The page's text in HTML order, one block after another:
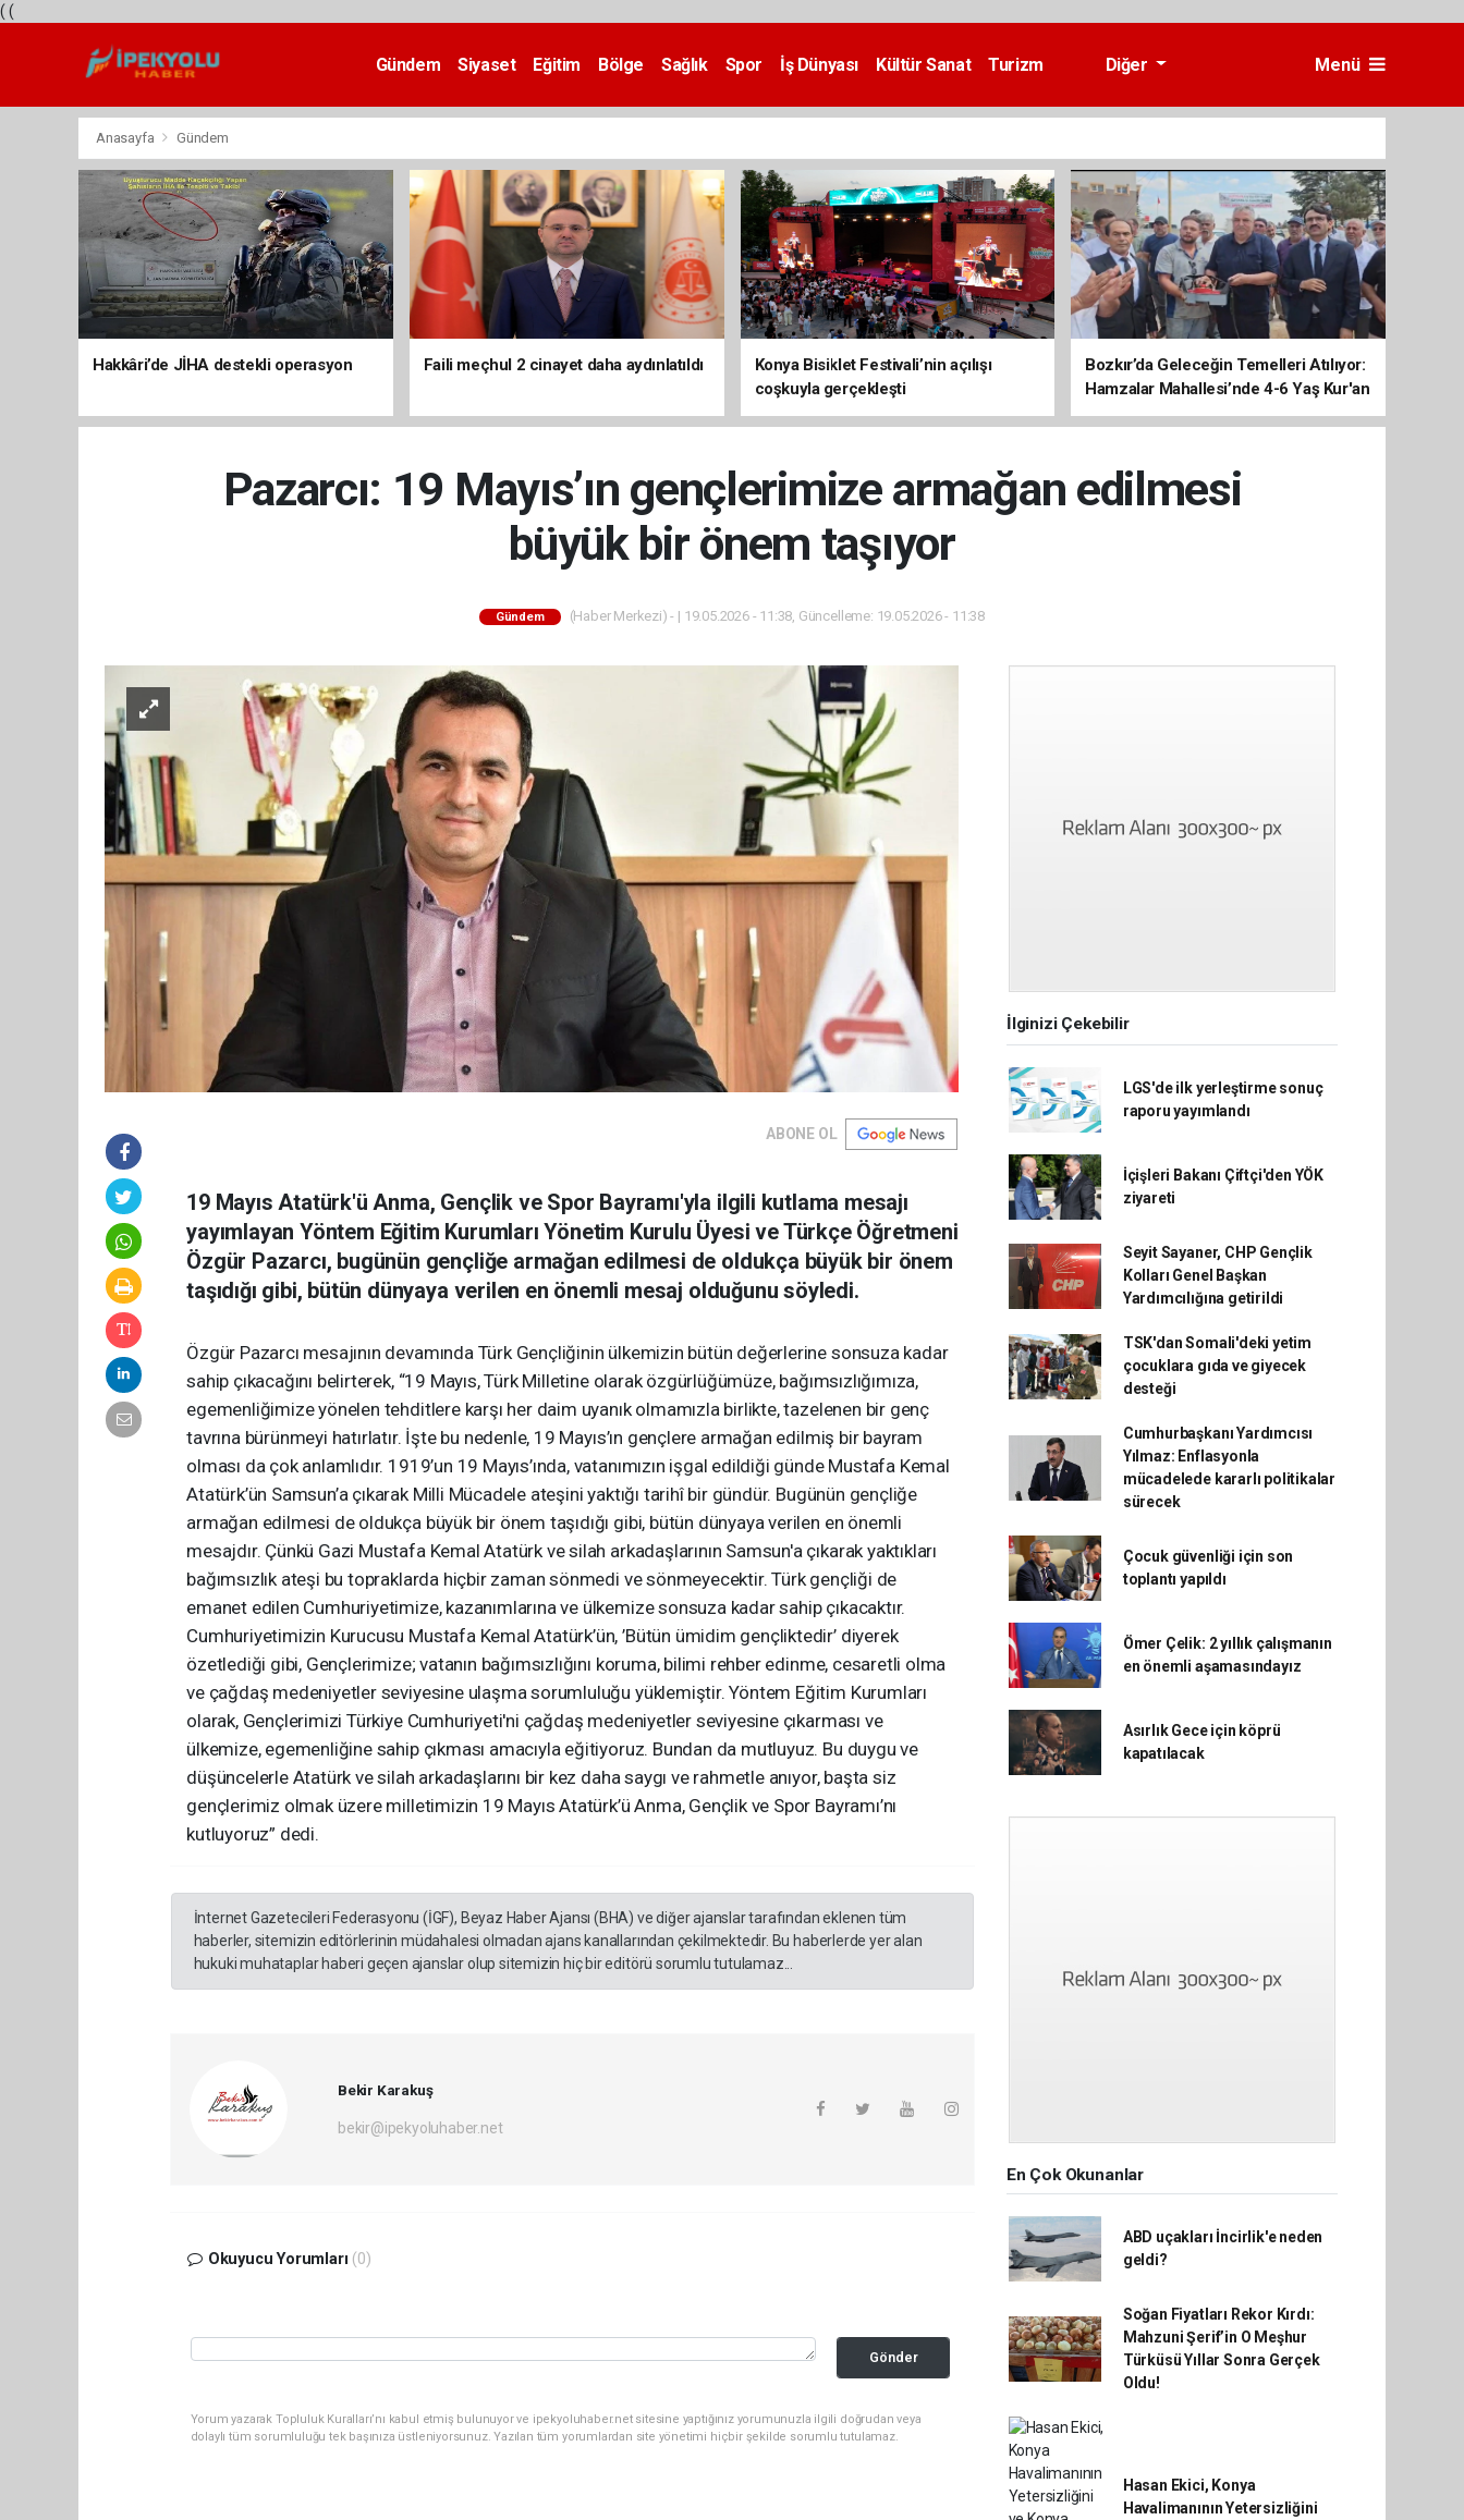
( (
Gündem Siyaset Eğitim Bölge Sağlık Spor İş Dünyası Kültür Sanat
Turizm
Diğer Menü
Anasayfa Gündem
Hakkâri’de JİHA destekli operasyon Faili meçhul 2 cinayet daha aydınlatıldı
Konya Bisiklet Festivali’nin açılışı
coşkuyla gerçekleşti
Bozkır’da Geleceğin Temelleri Atılıyor:
Hamzalar Mahallesi’nde 4-6 Yaş Kur'an
Kursu İnşaatı Başladı
Pazarcı: 19 Mayıs’ın gençlerimize armağan edilmesi
büyük bir önem taşıyor
Gündem (Haber Merkezi) - | 19.05.2026 - 11:38, Güncelleme: 19.05.2026 - 11:38
ABONE OL
19 Mayıs Atatürk'ü Anma, Gençlik ve Spor Bayramı'yla ilgili kutlama mesajı
yayımlayan Yöntem Eğitim Kurumları Yönetim Kurulu Üyesi ve Türkçe Öğretmeni
Özgür Pazarcı, bugünün gençliğe armağan edilmesi de oldukça büyük bir önem
taşıdığı gibi, bütün dünyaya verilen en önemli mesaj olduğunu söyledi.
Özgür Pazarcı mesajının devamında Türk Gençliğinin ülkemizin bütün değerlerine sonsuza kadar
sahip çıkacağını belirterek, “19 Mayıs, Türk Milletine olarak özgürlüğümüze, bağımsızlığımıza,
egemenliğimize yönelen tehditlere karşı her daim uyanık olmamızla birlikte, tazelenen bir genç
tavrına bürünmeyi hatırlatır. İşte bu nedenle, 19 Mayıs’ın gençlere armağan edilmiş bir bayram
olması da çok anlamlıdır. 1919’un 19 Mayıs’ında, vatanımızın işgal edildiği günde Mustafa Kemal
Atatürk’ün Samsun’a çıkarak Milli Mücadele ateşini yaktığı tarihî bir gündür. Bugünün gençliğe
armağan edilmesi de oldukça büyük bir önem taşıdığı gibi, bütün dünyaya verilen en önemli
mesajdır. Çünkü Gazi Mustafa Kemal Atatürk ve silah arkadaşlarının Samsun'a çıkarak yaktıkları
bağımsızlık ateşi bu topraklarda hiçbir zaman sönmedi ve sönmeyecektir. Türk gençliği de
emanet edilen Cumhuriyetimize, kazanımlarına ve ülkemize sonsuza kadar sahip çıkacaktır.
Cumhuriyetimizin Kurucusu Mustafa Kemal Atatürk’ün, ’Bütün ümidim gençliktedir’ diyerek
özetlediği gibi, Gençlerimize; vatanın bağımsızlığını koruma, bilimi rehber edinme, cesaretli olma
ve çağdaş medeniyetler seviyesine ulaşma sorumluluğu yüklemiştir. Yöntem Eğitim Kurumları
olarak, Gençlerimizi Türkiye Cumhuriyeti'ni çağdaş medeniyetler seviyesine çıkarması ve
ülkemize, egemenliğine sahip çıkması amacıyla eğitiyoruz. Bundan da mutluyuz. Bu duygu ve
düşüncelerle Atatürk ve silah arkadaşlarını bir kez daha saygı ve rahmetle anıyor, başta siz
gençlerimiz olmak üzere milletimizin 19 Mayıs Atatürk’ü Anma, Gençlik ve Spor Bayramı’nı
kutluyoruz” dedi.
İnternet Gazetecileri Federasyonu (İGF), Beyaz Haber Ajansı (BHA) ve diğer ajanslar tarafından eklenen tüm
haberler, sitemizin editörlerinin müdahalesi olmadan ajans kanallarından çekilmektedir. Bu haberlerde yer alan
hukuki muhataplar haberi geçen ajanslar olup sitemizin hiç bir editörü sorumlu tutulamaz...
Bekir Karakuş
bekir@ipekyoluhaber.net
Okuyucu Yorumları (0)
Gönder
Yorum yazarak Topluluk Kuralları’nı kabul etmiş bulunuyor ve ipekyoluhaber.net sitesine yaptığınız yorumunuzla ilgili doğrudan veya
dolaylı tüm sorumluluğu tek başınıza üstleniyorsunuz. Yazılan tüm yorumlardan site yönetimi hiçbir şekilde sorumlu tutulamaz.
İlginizi Çekebilir
LGS'de ilk yerleştirme sonuç
raporu yayımlandı
İçişleri Bakanı Çiftçi'den YÖK
ziyareti
Seyit Sayaner, CHP Gençlik
Kolları Genel Başkan
Yardımcılığına getirildi
TSK'dan Somali'deki yetim
çocuklara gıda ve giyecek
desteği
Cumhurbaşkanı Yardımcısı
Yılmaz: Enflasyonla
mücadelede kararlı politikalar
sürecek
Çocuk güvenliği için son
toplantı yapıldı
Ömer Çelik: 2 yıllık çalışmanın
en önemli aşamasındayız
Asırlık Gece için köprü
kapatılacak
En Çok Okunanlar
ABD uçakları İncirlik'e neden
geldi?
Soğan Fiyatları Rekor Kırdı:
Mahzuni Şerif’in O Meşhur
Türküsü Yıllar Sonra Gerçek
Oldu!
Hasan Ekici, Konya
Havalimanının Yetersizliğini